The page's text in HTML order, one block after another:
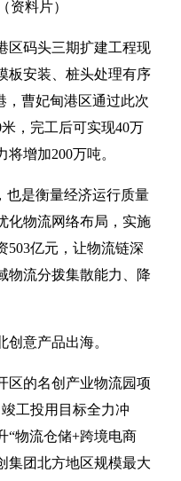
资料片）
区码头三期扩建工程现
板安装、桩头处理有序
，曹妃甸港区通过此次
，完工后可实现40万
增加200万吨。
也是衡量经济运行质量
化物流网络布局，实施
503亿元，让物流链深
物流分拨集散能力、降
意产品出海。
区的名创产业物流园项
工投用目标全力冲
“物流仓储+跨境电商
集团北方地区规模最大